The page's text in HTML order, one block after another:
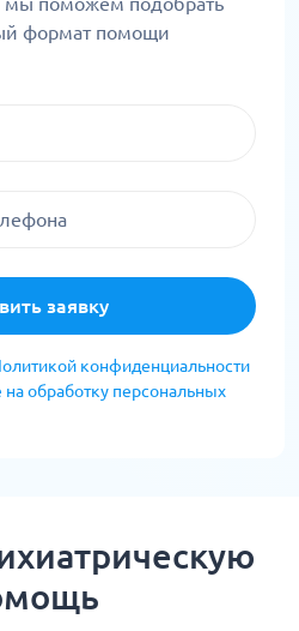
формат помощи
заявку
конфиденциальности
на обработку персональных